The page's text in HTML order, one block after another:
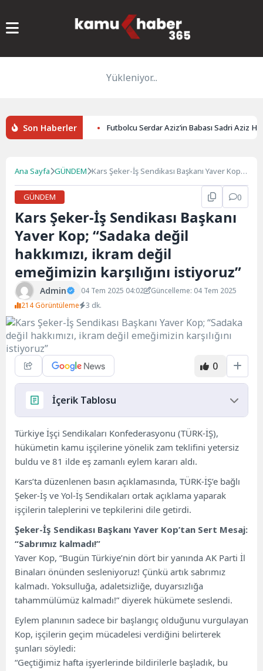
Yükleniyor...
Son Haberler
Yakalandı Futbolcu Serdar Aziz’in Babası Sadri Aziz
Ana Sayfa GÜNDEM Kars Şeker-İş Sendikası Başkanı Yaver Kop;
GÜNDEM 0
Kars Şeker-İş Sendikası Başkanı
Yaver Kop; “Sadaka değil
hakkımızı, ikram değil
emeğimizin karşılığını istiyoruz”
Admin 04 Tem 2025 04:02
Güncelleme: 04 Tem 2025
214 Görüntüleme
3 dk.
0
İçerik Tablosu
TÜRK-İŞ’İN 6 MADDELİK TALEPLERİ
İşçi Mektubu Yürekleri Dağladı: “Yaşarken Ölüye
Dönmeyelim”
Türkiye İşçi Sendikaları Konfederasyonu (TÜRK-İŞ),
hükümetin kamu işçilerine yönelik zam teklifini yetersiz
buldu ve 81 ilde eş zamanlı eylem kararı aldı.
Kars’ta düzenlenen basın açıklamasında, TÜRK-İŞ’e bağlı
Şeker-İş ve Yol-İş Sendikaları ortak açıklama yaparak
işçilerin taleplerini ve tepkilerini dile getirdi.
Şeker-İş Sendikası Başkanı Yaver Kop’tan Sert Mesaj:
“Sabrımız kalmadı!”
Yaver Kop, “Bugün Türkiye’nin dört bir yanında AK Parti İl
Binaları önünden sesleniyoruz! Çünkü artık sabrımız
kalmadı. Yoksulluğa, adaletsizliğe, duyarsızlığa
tahammülümüz kalmadı!” diyerek hükümete seslendi.
Eylem planının sadece bir başlangıç olduğunu vurgulayan
Kop, işçilerin geçim mücadelesi verdiğini belirterek
şunları söyledi:
“Geçtiğimiz hafta işyerlerinde bildirilerle başladık, bu